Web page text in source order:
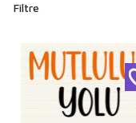
Filtre